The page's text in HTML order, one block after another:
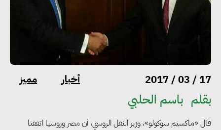
17 / 03 / 2017 أخبار مميز
بقلم باسم الحلبي
قال «ماكسيم سوكولو»، وزير النقل الروسي، أن مصر وروسيا اتفقتا